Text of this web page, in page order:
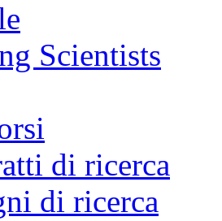
Scientists
di ricerca
di ricerca